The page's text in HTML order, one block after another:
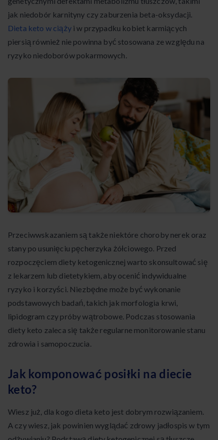
jak niedobór karnityny czy zaburzenia beta-oksydacji.
Dieta keto w ciążyi w przypadku kobiet karmiących
piersią również nie powinna być stosowana ze względu na
ryzyko niedoborów pokarmowych.
Przeciwwskazaniem są także niektóre choroby nerek oraz
stany po usunięciu pęcherzyka żółciowego. Przed
rozpoczęciem diety ketogenicznej warto skonsultować się
z lekarzem lub dietetykiem, aby ocenić indywidualne
ryzyko i korzyści. Niezbędne może być wykonanie
podstawowych badań, takich jak morfologia krwi,
lipidogram czy próby wątrobowe. Podczas stosowania
diety keto zaleca się także regularne monitorowanie stanu
zdrowia i samopoczucia.
Jak komponować posiłki na diecie
keto?
Wiesz już, dla kogo dieta keto jest dobrym rozwiązaniem.
A czy wiesz, jak powinien wyglądać zdrowy jadłospis w tym